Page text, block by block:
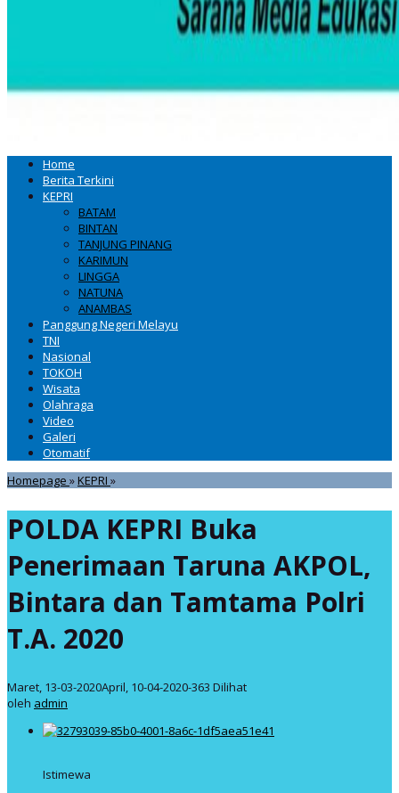
Home
Berita Terkini
KEPRI
BATAM
BINTAN
TANJUNG PINANG
KARIMUN
LINGGA
NATUNA
ANAMBAS
Panggung Negeri Melayu
TNI
Nasional
TOKOH
Wisata
Olahraga
Video
Galeri
Otomatif
Homepage »KEPRI »POLDA
Buka
Penerimaan
Taruna
AKPOL,
Bintara
dan
Tamtama
T.A.
POLDA KEPRI Buka
Penerimaan Taruna AKPOL,
Bintara dan Tamtama Polri
T.A. 2020
Maret, 13-03-2020April, 10-04-2020oleh
-363 Dilihat
oleh admin
Istimewa